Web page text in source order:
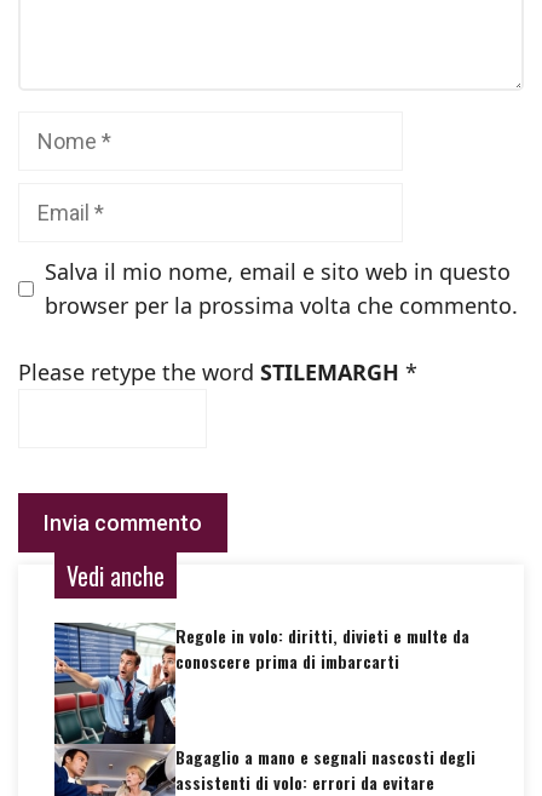
Salva il mio nome, email e sito web in questo
browser per la prossima volta che commento.
Please retype the word STILEMARGH *
Vedi anche
Regole in volo: diritti, divieti e multe da
conoscere prima di imbarcarti
Bagaglio a mano e segnali nascosti degli
assistenti di volo: errori da evitare